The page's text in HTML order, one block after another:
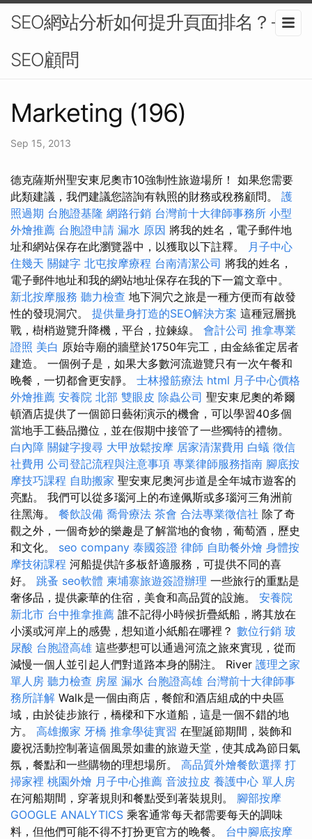
SEO網站分析如何提升頁面排名？-
SEO顧問
Marketing (196)
Sep 15, 2013
德克薩斯州聖安東尼奧市10強制性旅遊場所！ 如果您需要
此類建議，我們建議您諮詢有執照的財務或稅務顧問。 護
照過期 台胞證基隆 網路行銷 台灣前十大律師事務所 小型
外燴推薦 台胞證申請 漏水 原因 將我的姓名，電子郵件地
址和網站保存在此瀏覽器中，以獲取以下註釋。 月子中心
住幾天 關鍵字 北屯按摩療程 台南清潔公司 將我的姓名，
電子郵件地址和我的網站地址保存在我的下一篇文章中。
新北按摩服務 聽力檢查 地下洞穴之旅是一種方便而有啟發
性的發現洞穴。 提供量身打造的SEO解決方案 這種冠層挑
戰，樹梢遊覽升降機，平台，拉鍊線。 會計公司 推拿專業
證照 美白 原始寺廟的牆壁於1750年完工，由金絲雀定居者
建造。 一個例子是，如果大多數河流遊覽只有一次午餐和
晚餐，一切都會更安靜。 士林撥筋療法 html 月子中心價格
外燴推薦 安養院 北部 雙眼皮 除蟲公司 聖安東尼奧的希爾
頓酒店提供了一個節日藝術演示的機會，可以學習40多個
當地手工藝品攤位，並在假期中接管了一些獨特的禮物。
白內障 關鍵字搜尋 大甲放鬆按摩 居家清潔費用 白蟻 徵信
社費用 公司登記流程與注意事項 專業律師服務指南 腳底按
摩技巧課程 自助搬家 聖安東尼奧河步道是全年城市遊客的
亮點。 我們可以從多瑙河上的布達佩斯或多瑙河三角洲前
往黑海。 餐飲設備 喬骨療法 茶會 合法專業徵信社 除了奇
觀之外，一個奇妙的樂趣是了解當地的食物，葡萄酒，歷史
和文化。 seo company 泰國簽證 律師 自助餐外燴 身體按
摩技術課程 河船提供許多板舒適服務，可提供不同的喜
好。 跳蚤 seo軟體 柬埔寨旅遊簽證辦理 一些旅行的重點是
奢侈品，提供豪華的住宿，美食和高品質的設施。 安養院
新北市 台中推拿推薦 誰不記得小時候折疊紙船，將其放在
小溪或河岸上的感覺，想知道小紙船在哪裡？ 數位行銷 玻
尿酸 台胞證高雄 這些夢想可以通過河流之旅來實現，從而
減慢一個人並引起人們對道路本身的關注。 River 護理之家
單人房 聽力檢查 房屋 漏水 台胞證高雄 台灣前十大律師事
務所詳解 Walk是一個由商店，餐館和酒店組成的中央區
域，由於徒步旅行，橋樑和下水道船，這是一個不錯的地
方。 高雄搬家 牙橋 推拿學徒實習 在聖誕節期間，裝飾和
慶祝活動控制著這個風景如畫的旅遊天堂，使其成為節日氣
氛，餐點和一些購物的理想場所。 高品質外燴餐飲選擇 打
掃家裡 桃園外燴 月子中心推薦 音波拉皮 養護中心 單人房
在河船期間，穿著規則和餐點受到著裝規則。 腳部按摩
GOOGLE ANALYTICS 乘客通常每天都需要每天的調味
料，但他們可能不得不打扮更官方的晚餐。 台中腳底按摩